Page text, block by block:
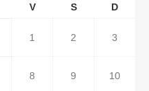
V S D
1 2 3
8 9 10